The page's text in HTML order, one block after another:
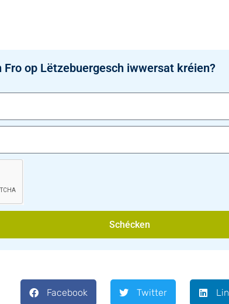
op Lëtzebuergesch iwwersat kréien?
Schécken
Facebook Twitter